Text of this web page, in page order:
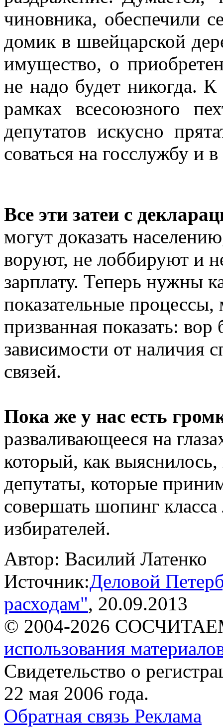
чиновника, обеспечили
домик в швейцарской
имущество, о
не надо будет никогда.
рамках всесоюзного
депутатов искусно
соваться на госслужбу и
Все эти затеи с
могут доказать
воруют, не лоббируют и
зарплату. Теперь нужны
показательные
призванная показать:
зависимости от наличия
связей.
Пока же у нас есть
разваливающееся на
который, как
депутаты, которые
совершать шопинг
избирателей.
Автор: Василий Латенко
Источник:Деловой
расходам", 20.09.2013
© 2004-2026
использования
Свидетельство о
22 мая 2006 года.
Обратная связь Реклама